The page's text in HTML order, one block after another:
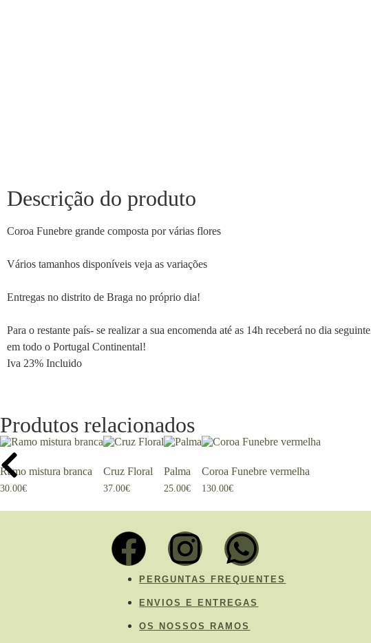
Descrição do produto
Coroa Funebre grande composta por várias flores
Vários tamanhos disponíveis veja as variações
Entregas no distrito de Braga no próprio dia!
Para o restante país- se realizar a sua encomenda até as 14h receberá no dia seguinte
em todo o Portugal Continental!
Iva 23% Incluido
Produtos relacionados
Ramo mistura branca
30.00€
Cruz Floral
37.00€
Palma
25.00€
Coroa Funebre vermelha
130.00€
PERGUNTAS FREQUENTES
ENVIOS E ENTREGAS
OS NOSSOS RAMOS